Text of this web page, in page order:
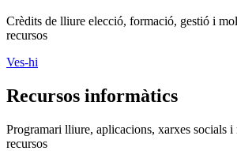
Crèdits de lliure elecció, formació, gestió i
recursos
Ves-hi
Recursos informàtics
Programari lliure, aplicacions, xarxes socials i
recursos